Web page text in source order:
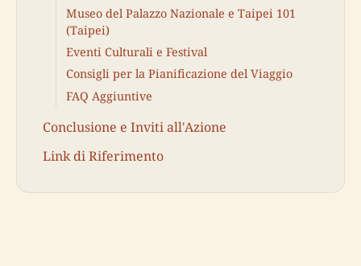
Museo del Palazzo Nazionale e Taipei 101
(Taipei)
Eventi Culturali e Festival
Consigli per la Pianificazione del Viaggio
FAQ Aggiuntive
Conclusione e Inviti all'Azione
Link di Riferimento